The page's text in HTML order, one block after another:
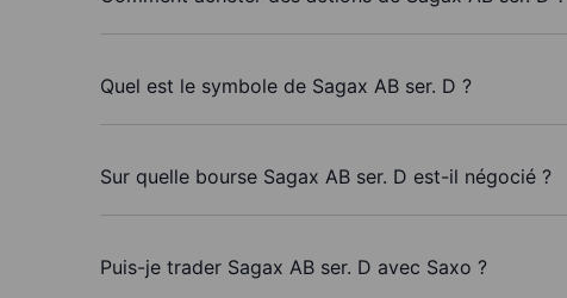
Quel est le symbole de Sagax AB ser. D ?
Sur quelle bourse Sagax AB ser. D est-il négocié ?
Puis-je trader Sagax AB ser. D avec Saxo ?